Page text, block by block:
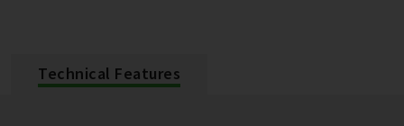
Technical Features